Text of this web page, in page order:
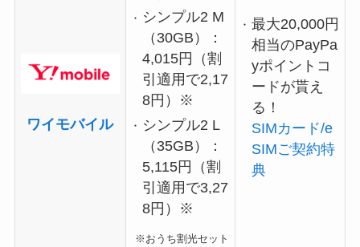
ワイモバイル
シンプル2 M
（30GB）：
4,015円（割
引適用で2,17
8円）※
シンプル2 L
（35GB）：
5,115円（割
引適用で3,27
8円）※
※おうち割光セット
最大20,000円
相当のPayPa
yポイントコ
ードが貰え
る！
SIMカード/e
SIMご契約特
典